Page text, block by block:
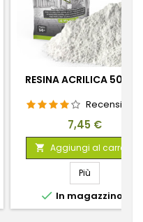
RESINA ACRILICA
Recensioni:
Prezzo
7,45 €
 Aggiungi al carrello
Più
 In magazzino